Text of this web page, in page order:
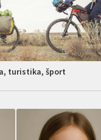
turistika, šport